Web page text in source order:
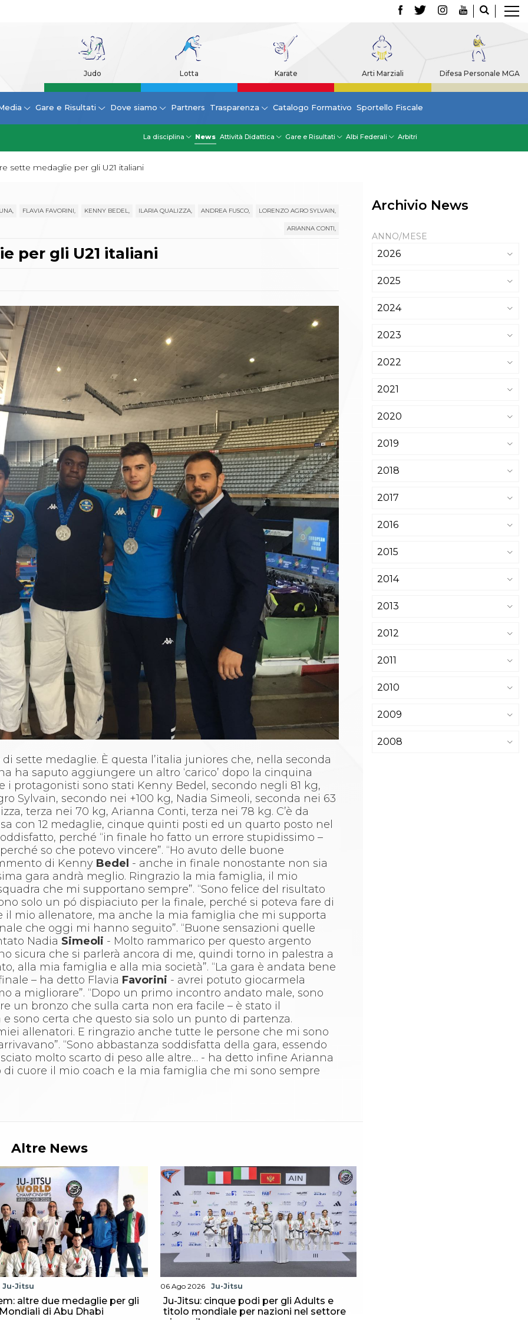
Judo Lotta Karate Arti Marziali Difesa Personale MGA
Gare e Risultati Dove siamo Partners Trasparenza Catalogo Formativo Sportello Fiscale
La disciplina News Attività Didattica Gare e Risultati Albi Federali Arbitri
sette medaglie per gli U21 italiani
FLAVIA FAVORINI, KENNY BEDEL, ILARIA QUALIZZA, ANDREA FUSCO, LORENZO AGRO SYLVAIN,
ARIANNA CONTI,
per gli U21 italiani
sette medaglie. È questa l’italia juniores che, nella seconda
ha saputo aggiungere un altro ‘carico’ dopo la cinquina
i protagonisti sono stati Kenny Bedel, secondo negli 81 kg,
Sylvain, secondo nei +100 kg, Nadia Simeoli, seconda nei 63
terza nei 70 kg, Arianna Conti, terza nei 78 kg. C’è da
con 12 medaglie, cinque quinti posti ed un quarto posto nel
perché “in finale ho fatto un errore stupidissimo –
so che potevo vincere”. “Ho avuto delle buone
di Kenny Bedel - anche in finale nonostante non sia
gara andrà meglio. Ringrazio la mia famiglia, il mio
che mi supportano sempre”. “Sono felice del risultato
solo un pó dispiaciuto per la finale, perché si poteva fare di
il mio allenatore, ma anche la mia famiglia che mi supporta
che oggi mi hanno seguito”. “Buone sensazioni quelle
Nadia Simeoli - Molto rammarico per questo argento
sicura che si parlerà ancora di me, quindi torno in palestra a
alla mia famiglia e alla mia società”. “La gara è andata bene
– ha detto Flavia Favorini - avrei potuto giocarmela
a migliorare”. “Dopo un primo incontro andato male, sono
un bronzo che sulla carta non era facile – è stato il
sono certa che questo sia solo un punto di partenza.
allenatori. E ringrazio anche tutte le persone che mi sono
“Sono abbastanza soddisfatta della gara, essendo
molto scarto di peso alle altre… - ha detto infine Arianna
cuore il mio coach e la mia famiglia che mi sono sempre
Altre News
Ju-Jitsu
altre due medaglie per gli
di Abu Dhabi
06 Ago 2026 Ju-Jitsu
Ju-Jitsu: cinque podi per gli Adults e
titolo mondiale per nazioni nel settore
Archivio News
ANNO/MESE
2026
2025
2024
2023
2022
2021
2020
2019
2018
2017
2016
2015
2014
2013
2012
2011
2010
2009
2008